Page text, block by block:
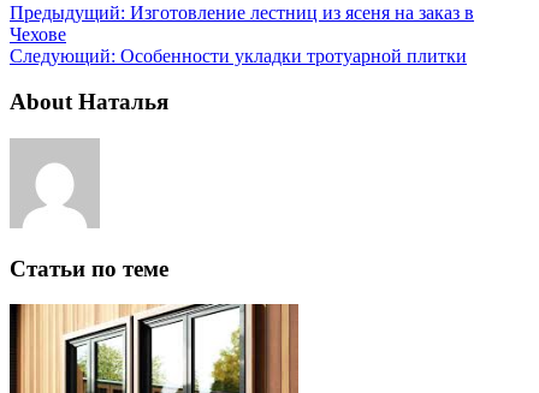
Предыдущий: Изготовление лестниц из ясеня на заказ в
Чехове
Следующий: Особенности укладки тротуарной плитки
About Наталья
Статьи по теме